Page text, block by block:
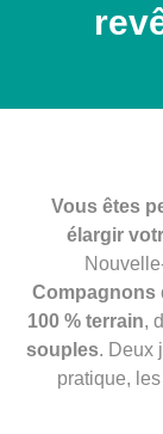
Vous êtes
élargir
Compagnons
100 % terrain,
souples. Deux
pratique,